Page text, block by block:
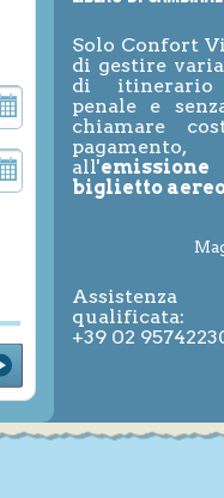
Solo Confort
di gestire
di itinerario
penale e
chiamare
all'
biglietto
qualificata:
+39 02